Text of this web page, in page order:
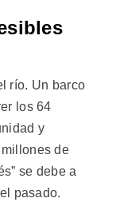
río. Un barco
los 64
y
de
se debe a
pasado.